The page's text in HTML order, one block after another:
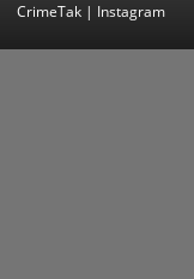
CrimeTak | Instagram